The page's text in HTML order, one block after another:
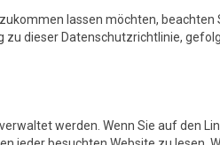
lassen möchten,
dieser Datenschutzrichtlinie,
werden. Wenn Sie auf den